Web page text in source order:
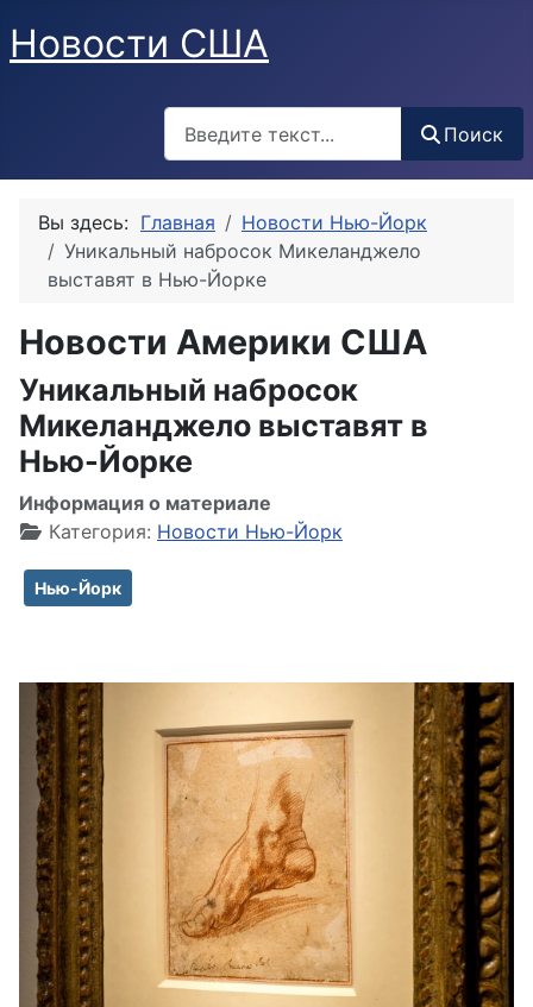
Новости США
Поиск
Вы здесь: Главная
Новости Нью-Йорк
Уникальный набросок Микеланджело
выставят в Нью-Йорке
Новости Америки США
Уникальный набросок
Микеланджело выставят в
Нью-Йорке
Информация о материале
Категория: Новости Нью-Йорк
Нью-Йорк